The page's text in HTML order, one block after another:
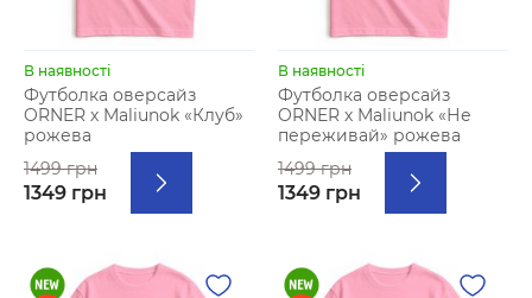
В наявності
Футболка оверсайз
ORNER х Maliunok «Клуб»
рожева
1499 грн
1349 грн
В наявності
Футболка оверсайз
ORNER х Maliunok «Не
переживай» рожева
1499 грн
1349 грн